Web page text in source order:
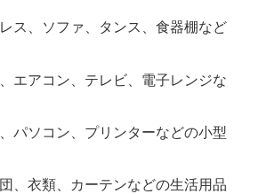
ス、ソファ、タンス、食器棚など
エアコン、テレビ、電子レンジな
パソコン、プリンターなどの小型
、衣類、カーテンなどの生活用品